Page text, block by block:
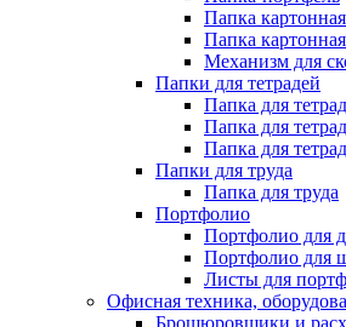
Папка
Папка
Механизм для
Папки для тетрадей
Папка для
Папка для
Папка для
Папки для труда
Папка для труда
Портфолио
Портфолио для
Портфолио для
Листы для
Офисная техника,
Брошюровшики и